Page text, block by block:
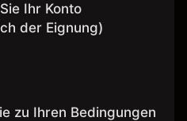
Ihr Konto
der Eignung)
zu Ihren Bedingungen